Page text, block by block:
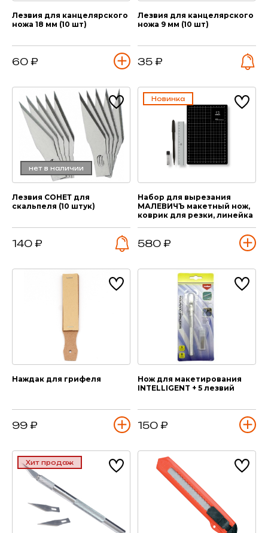
Лезвия для канцелярского
ножа 18 мм (10 шт)
60 ₽
Лезвия для канцелярского
ножа 9 мм (10 шт)
35 ₽
нет в наличии
Лезвия СОНЕТ для
скальпеля (10 штук)
140 ₽
Новинка
Набор для вырезания
МАЛЕВИЧЪ макетный нож,
коврик для резки, линейка
580 ₽
Наждак для грифеля
99 ₽
Нож для макетирования
INTELLIGENT + 5 лезвий
150 ₽
Хит продаж